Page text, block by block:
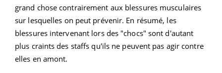
grand chose contrairement aux blessures musculaires
sur lesquelles on peut prévenir. En résumé, les
blessures intervenant lors des "chocs" sont d'autant
plus craints des staffs qu'ils ne peuvent pas agir contre
elles en amont.